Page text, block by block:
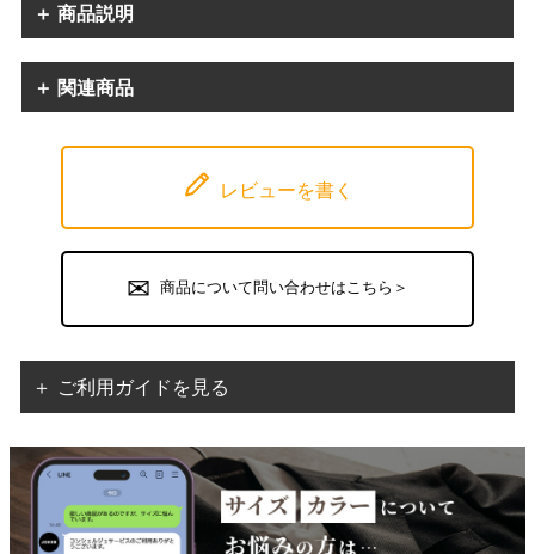
＋ 商品説明
＋ 関連商品
レビューを書く
商品について問い合わせはこちら＞
＋ ご利用ガイドを見る